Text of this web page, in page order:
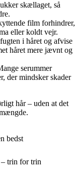
skællaget, så
film forhindrer,
eller koldt vejr.
i håret og afvise
håret mere jævnt og
serummer
der mindsker skader
hår – uden at det
bedst
– trin for trin